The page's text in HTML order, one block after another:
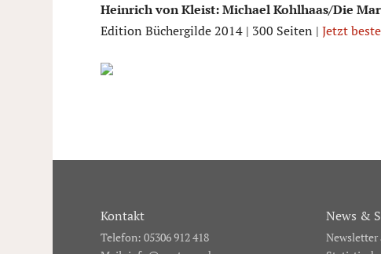
Heinrich von Kleist: Michael Kohlhaas/Die
Edition Büchergilde 2014 | 300 Seiten | Jetzt
Kontakt
Telefon: 05306 912 418
News &
Newsletter